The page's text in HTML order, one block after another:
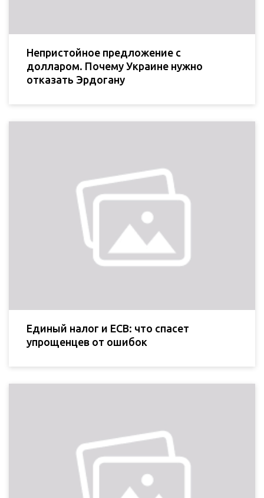
Непристойное предложение с
долларом. Почему Украине нужно
отказать Эрдогану
Единый налог и ЕСВ: что спасет
упрощенцев от ошибок